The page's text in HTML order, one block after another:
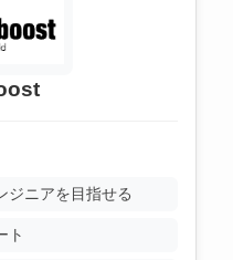
ジニアを目指せる
ト